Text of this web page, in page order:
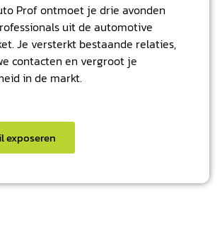
Prof ontmoet je drie avonden
uit de automotive
Je versterkt bestaande relaties,
contacten en vergroot je
in de markt.
exposeren